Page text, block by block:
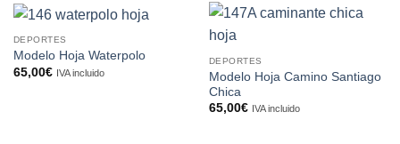
DEPORTES
Modelo Hoja Waterpolo
65,00€ IVA incluido
DEPORTES
Modelo Hoja Camino Santiago
Chica
65,00€ IVA incluido